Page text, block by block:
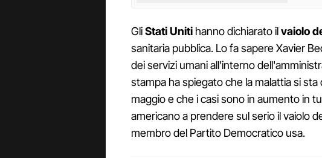
GliStati Uniti hanno dichiarato ilvaiolo
sanitaria pubblica. Lo fa sapere Xavier
dei servizi umani all'interno
stampa ha spiegato che la malattia si
maggio e che i casi sono in aumento in
americano a prendere sul serio il vaiolo
membro del Partito Democratico usa.